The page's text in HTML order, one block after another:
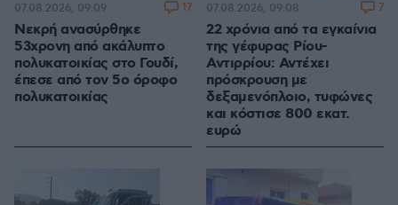
Νεκρή ανασύρθηκε
53χρονη από ακάλυπτο
πολυκατοικίας στο Γουδί,
έπεσε από τον 5ο όροφο
πολυκατοικίας
07.08.2026, 09:09 17
22 χρόνια από τα εγκαίνια
της γέφυρας Ρίου-
Αντιρρίου: Αντέχει
πρόσκρουση με
δεξαμενόπλοιο, τυφώνες
και κόστισε 800 εκατ.
ευρώ
07.08.2026, 09:08 7